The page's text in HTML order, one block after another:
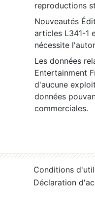
reproductions
Nouveautés
articles L341-1
nécessite
Les données
Entertainment
d'aucune
données
commerciales.
Conditions
Déclaration